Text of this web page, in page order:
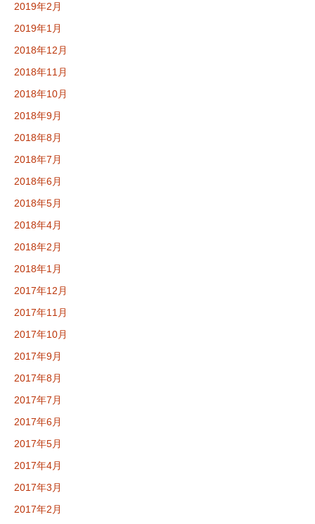
2019年2月
2019年1月
2018年12月
2018年11月
2018年10月
2018年9月
2018年8月
2018年7月
2018年6月
2018年5月
2018年4月
2018年2月
2018年1月
2017年12月
2017年11月
2017年10月
2017年9月
2017年8月
2017年7月
2017年6月
2017年5月
2017年4月
2017年3月
2017年2月